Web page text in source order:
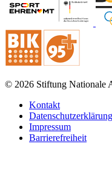
© 2026 Stiftung Nationale
Kontakt
Datenschutzerklärung
Impressum
Barrierefreiheit